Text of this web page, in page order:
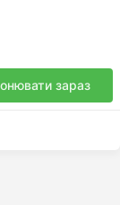
зараз